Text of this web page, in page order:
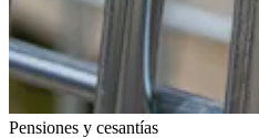
Pensiones y cesantías